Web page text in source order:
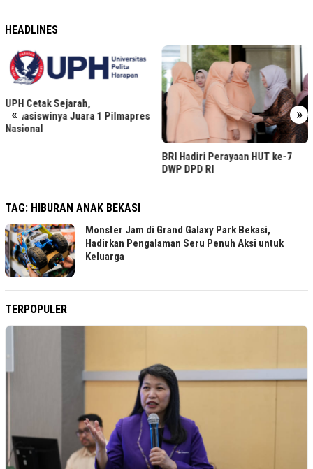
HEADLINES
« »
UPH Cetak Sejarah,
Mahasiswinya Juara 1 Pilmapres
Nasional
BRI Hadiri Perayaan HUT ke-7
DWP DPD RI
TAG: HIBURAN ANAK BEKASI
Monster Jam di Grand Galaxy Park Bekasi,
Hadirkan Pengalaman Seru Penuh Aksi untuk
Keluarga
TERPOPULER